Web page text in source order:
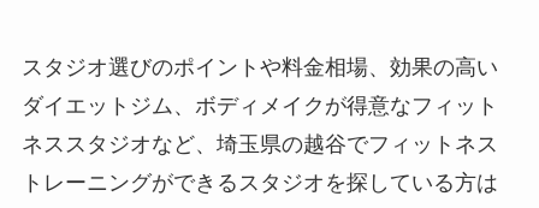
スタジオ選びのポイントや料金相場、効果の高い
ダイエットジム、ボディメイクが得意なフィット
ネススタジオなど、埼玉県の越谷でフィットネス
トレーニングができるスタジオを探している方は